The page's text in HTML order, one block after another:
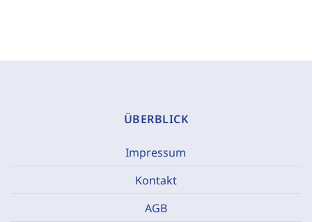
ÜBERBLICK
Impressum
Kontakt
AGB